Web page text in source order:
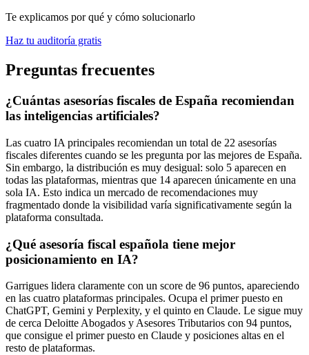
Te explicamos por qué y cómo solucionarlo
Haz tu auditoría gratis
Preguntas frecuentes
¿Cuántas asesorías fiscales de España recomiendan
las inteligencias artificiales?
Las cuatro IA principales recomiendan un total de 22 asesorías
fiscales diferentes cuando se les pregunta por las mejores de España.
Sin embargo, la distribución es muy desigual: solo 5 aparecen en
todas las plataformas, mientras que 14 aparecen únicamente en una
sola IA. Esto indica un mercado de recomendaciones muy
fragmentado donde la visibilidad varía significativamente según la
plataforma consultada.
¿Qué asesoría fiscal española tiene mejor
posicionamiento en IA?
Garrigues lidera claramente con un score de 96 puntos, apareciendo
en las cuatro plataformas principales. Ocupa el primer puesto en
ChatGPT, Gemini y Perplexity, y el quinto en Claude. Le sigue muy
de cerca Deloitte Abogados y Asesores Tributarios con 94 puntos,
que consigue el primer puesto en Claude y posiciones altas en el
resto de plataformas.